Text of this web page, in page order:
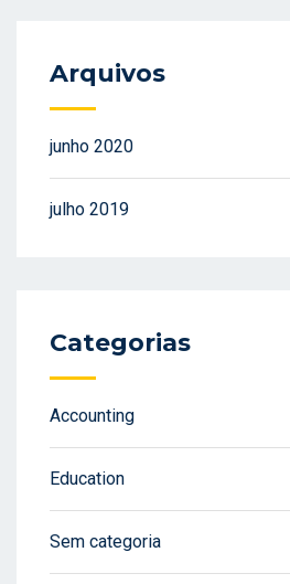
Arquivos
junho 2020
julho 2019
Categorias
Accounting
Education
Sem categoria